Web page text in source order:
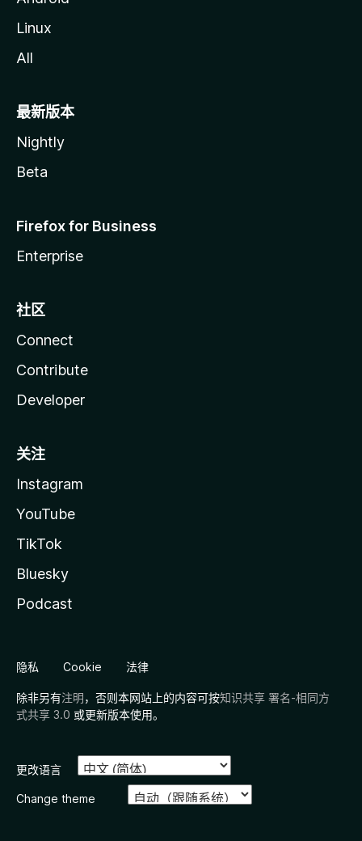
Linux
All
最新版本
Nightly
Beta
Firefox for Business
Enterprise
社区
Connect
Contribute
Developer
关注
Instagram
YouTube
TikTok
Bluesky
Podcast
隐私 Cookie 法律
除非另有注明，否则本网站上的内容可按知识共享 署名-相同方
式共享 3.0 或更新版本使用。
更改语言
Change theme